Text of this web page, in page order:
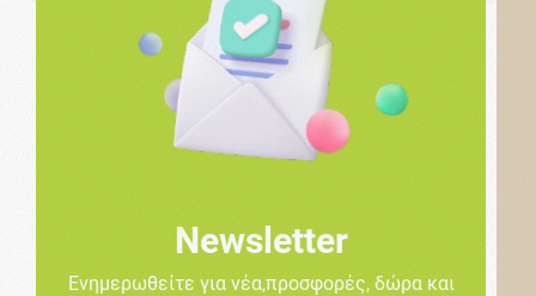
Newsletter
Ενημερωθείτε για νέα,προσφορές, δώρα και